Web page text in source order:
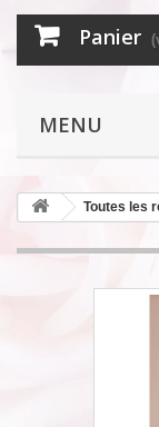
Panier
MENU
Toutes les